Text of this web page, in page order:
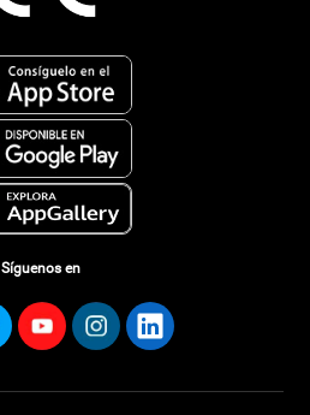
Síguenos en